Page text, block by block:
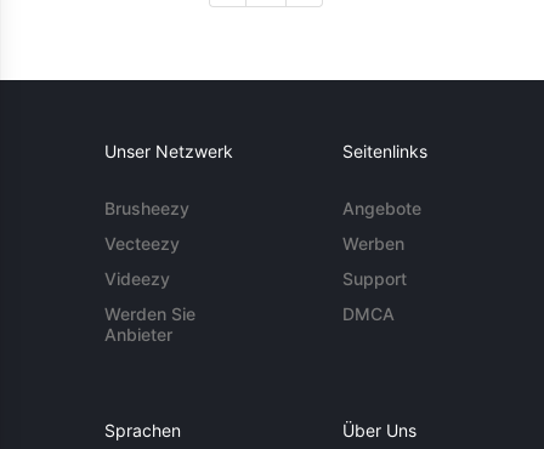
Unser Netzwerk
Brusheezy
Vecteezy
Videezy
Werden Sie
Anbieter
Seitenlinks
Angebote
Werben
Support
DMCA
Sprachen Über Uns